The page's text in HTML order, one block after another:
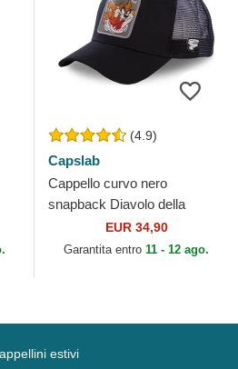
(4.9)
Capslab
Cappello curvo nero
snapback Diavolo della
Tasmania Looney Tunes di
Capslab
EUR 34,90
Garantita entro 11 - 12 ago.
estivi